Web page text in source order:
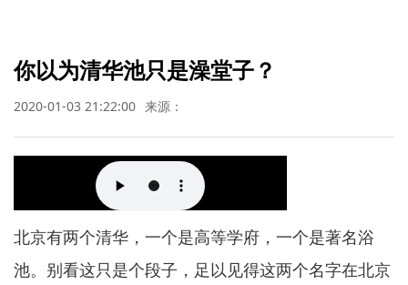
你以为清华池只是澡堂子？
2020-01-03 21:22:00 来源：
北京有两个清华，一个是高等学府，一个是著名浴
池。别看这只是个段子，足以见得这两个名字在北京